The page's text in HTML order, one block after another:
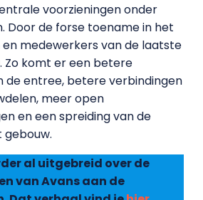
voorzieningen onder
Door de forse toename in het
medewerkers van de laatste
Zo komt er een betere
de entree, betere verbindingen
meer open
en een spreiding van de
al uitgebreid over de
van Avans aan de